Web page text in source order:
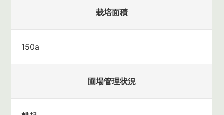
栽培面積
150a
圃場管理状況